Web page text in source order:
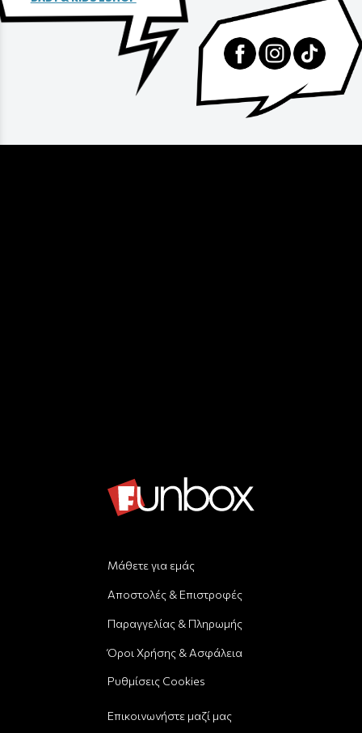
Μάθετε για εμάς
Αποστολές & Επιστροφές
Παραγγελίας & Πληρωμής
Όροι Χρήσης & Ασφάλεια
Ρυθμίσεις Cookies
Επικοινωνήστε μαζί μας